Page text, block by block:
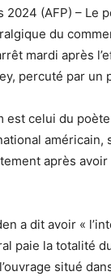
2024 (AFP) – Le
du
mardi après
percuté par
est celui du
américain,
après
a dit avoir «
paie la totalité
situé